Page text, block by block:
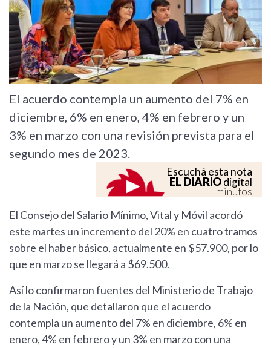
El acuerdo contempla un aumento del 7% en
diciembre, 6% en enero, 4% en febrero y un
3% en marzo con una revisión prevista para el
segundo mes de 2023.
Escuchá esta nota
EL DIARIOdigital
minutos
El Consejo del Salario Mínimo, Vital y Móvil acordó
este martes un incremento del 20% en cuatro tramos
sobre el haber básico, actualmente en $57.900, por lo
que en marzo se llegará a $69.500.
Así lo confirmaron fuentes del Ministerio de Trabajo
de la Nación, que detallaron que el acuerdo
contempla un aumento del 7% en diciembre, 6% en
enero, 4% en febrero y un 3% en marzo con una